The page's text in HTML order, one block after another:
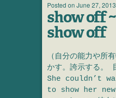
Posted on June 27, 2013
show off
show off
（自分の能力や所
かす。誇示する。
She couldn’t
to show her